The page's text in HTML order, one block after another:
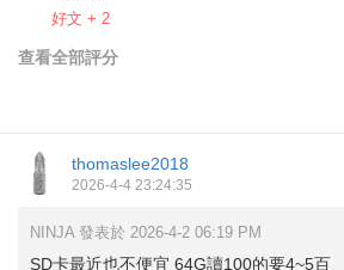
好文 + 2
查看全部評分
thomaslee2018
2026-4-4 23:24:35
NINJA 發表於 2026-4-2 06:19 PM
SD卡最近也不便宜 64G讀100的要4~5百